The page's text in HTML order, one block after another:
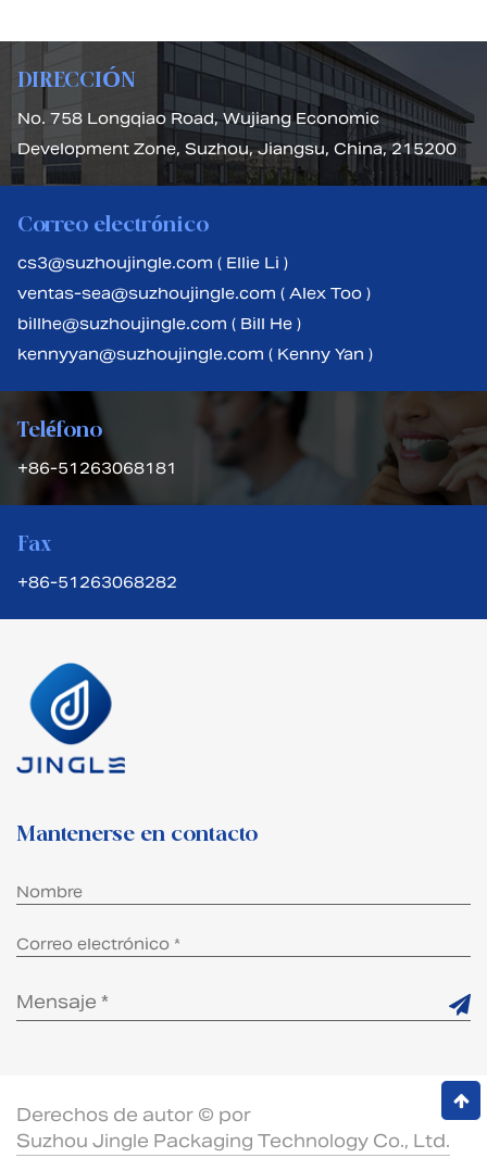
DIRECCIÓN
No. 758 Longqiao Road, Wujiang Economic
Development Zone, Suzhou, Jiangsu, China, 215200
Correo electrónico
cs3@suzhoujingle.com ( Ellie Li )
ventas-sea@suzhoujingle.com ( Alex Too )
billhe@suzhoujingle.com ( Bill He )
kennyyan@suzhoujingle.com ( Kenny Yan )
Teléfono
+86-51263068181
Fax
+86-51263068282
Mantenerse en contacto
Derechos de autor © por
Suzhou Jingle Packaging Technology Co., Ltd.